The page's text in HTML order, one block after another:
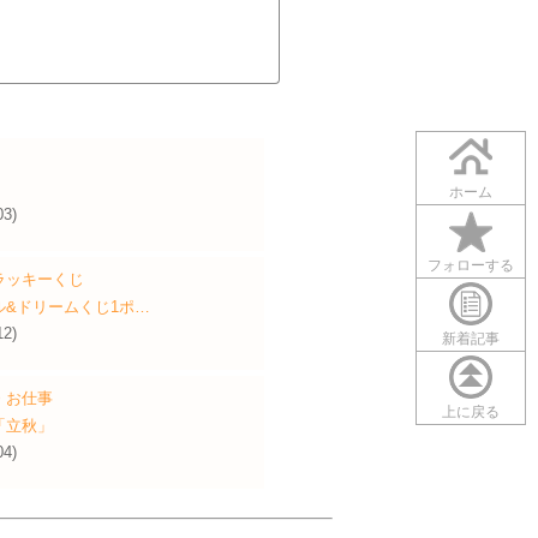
ホーム
フォローする
新着記事
上に戻る
ッキーくじ
ドリームくじ1ポ…
お仕事
秋」